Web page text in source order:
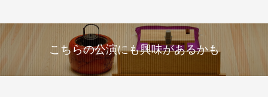
こちらの公演にも興味があるかも